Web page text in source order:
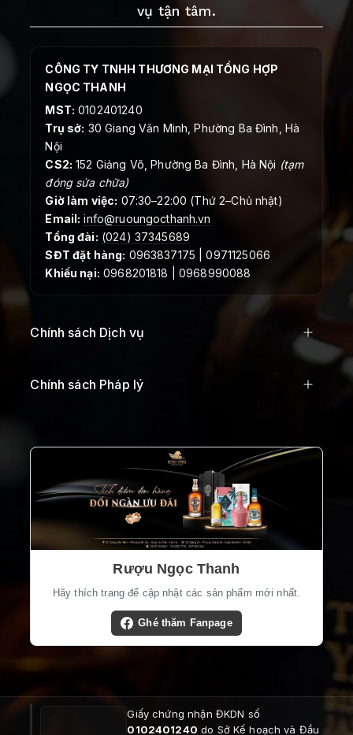
vụ tận tâm.
CÔNG TY TNHH THƯƠNG MẠI TỔNG HỢP
NGỌC THANH
MST: 0102401240
Trụ sở: 30 Giang Văn Minh, Phường Ba Đình, Hà
Nội
CS2: 152 Giảng Võ, Phường Ba Đình, Hà Nội (tạm
đóng sửa chữa)
Giờ làm việc: 07:30–22:00 (Thứ 2–Chủ nhật)
Email: info@ruoungocthanh.vn
Tổng đài: (024) 37345689
SĐT đặt hàng: 0963837175 | 0971125066
Khiếu nại: 0968201818 | 0968990088
Chính sách Dịch vụ
Chính sách Pháp lý
Rượu Ngọc Thanh
Hãy thích trang để cập nhật các sản phẩm mới nhất.
Ghé thăm Fanpage
Giấy chứng nhận ĐKDN số
0102401240 do Sở Kế hoạch và Đầu